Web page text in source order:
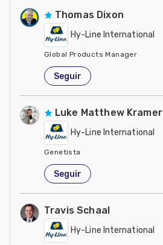
Thomas Dixon
Hy-Line International
Global Products Manager
Estados Unidos de América
Seguir
Luke Matthew Kramer
Hy-Line International
Genetista
Estados Unidos de América
Seguir
Travis Schaal
Hy-Line International